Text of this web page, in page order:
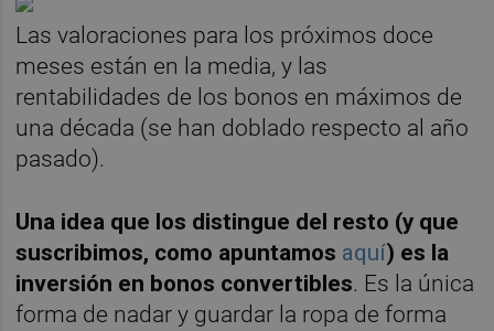
Las valoraciones para los próximos doce
meses están en la media, y las
rentabilidades de los bonos en máximos de
una década (se han doblado respecto al año
pasado).
Una idea que los distingue del resto (y que
suscribimos, como apuntamos aquí) es la
inversión en bonos convertibles. Es la única
forma de nadar y guardar la ropa de forma